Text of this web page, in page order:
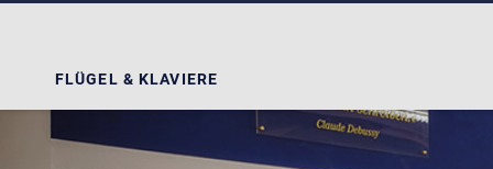
FLÜGEL & KLAVIERE